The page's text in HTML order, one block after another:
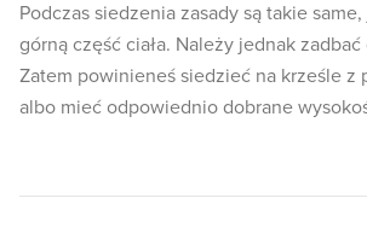
Podczas siedzenia zasady są takie
górną część ciała. Należy jednak
Zatem powinieneś siedzieć na krześle z
albo mieć odpowiednio dobrane